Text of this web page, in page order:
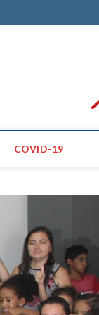
COVID-19